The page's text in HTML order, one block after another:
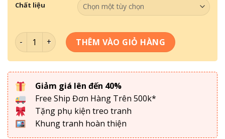
Chất liệu
Tranh Treo Tường- Tranh Chậu Hoa TCH 035 số lượng
THÊM VÀO GIỎ HÀNG
Giảm giá lên đến 40%
Free Ship Đơn Hàng Trên 500k*
Tặng phụ kiện treo tranh
Khung tranh hoàn thiện